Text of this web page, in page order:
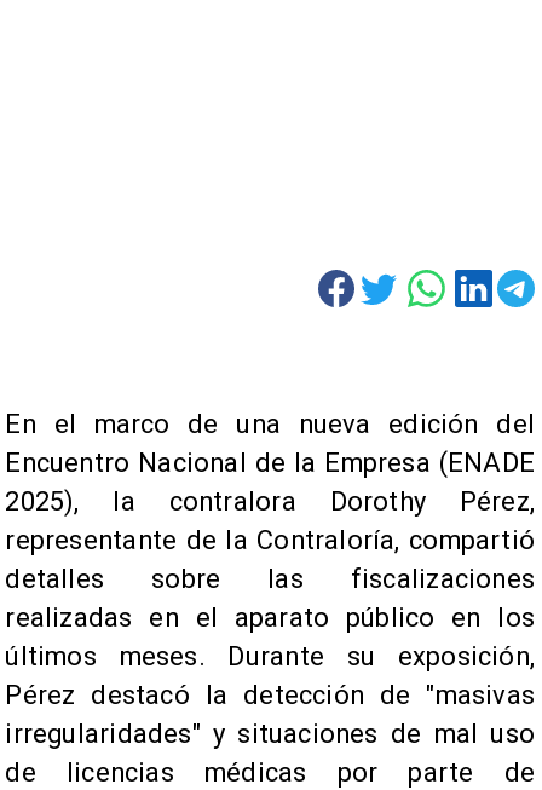
En el marco de una nueva edición del
Encuentro Nacional de la Empresa (ENADE
2025), la contralora Dorothy Pérez,
representante de la Contraloría, compartió
detalles sobre las fiscalizaciones
realizadas en el aparato público en los
últimos meses. Durante su exposición,
Pérez destacó la detección de "masivas
irregularidades" y situaciones de mal uso
de licencias médicas por parte de